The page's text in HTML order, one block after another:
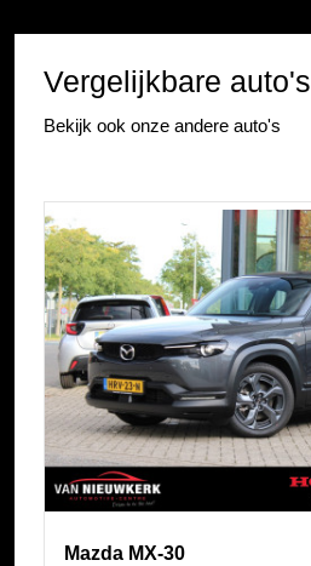
Vergelijkbare auto's
Bekijk ook onze andere auto's
Mazda MX-30